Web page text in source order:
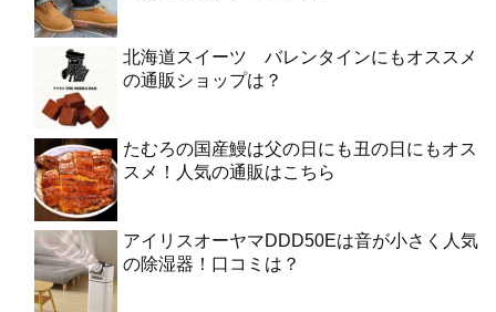
北海道スイーツ バレンタインにもオススメ
の通販ショップは？
たむろの国産鰻は父の日にも丑の日にもオス
スメ！人気の通販はこちら
アイリスオーヤマDDD50Eは音が小さく人気
の除湿器！口コミは？